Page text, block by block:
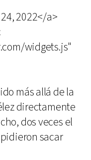
2022</a>
widgets.js"
más allá de la
directamente
dos veces el
sacar